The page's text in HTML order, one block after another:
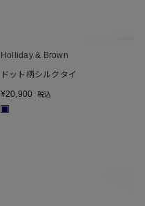
Holliday & Brown
ドット柄シルクタイ
¥20,900 税込
■